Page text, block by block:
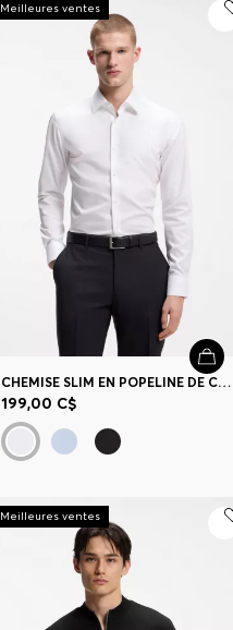
Meilleures ventes
CHEMISE SLIM EN POPELINE DE COTON FACILE À REPASSER
199,00 C$
Meilleures ventes